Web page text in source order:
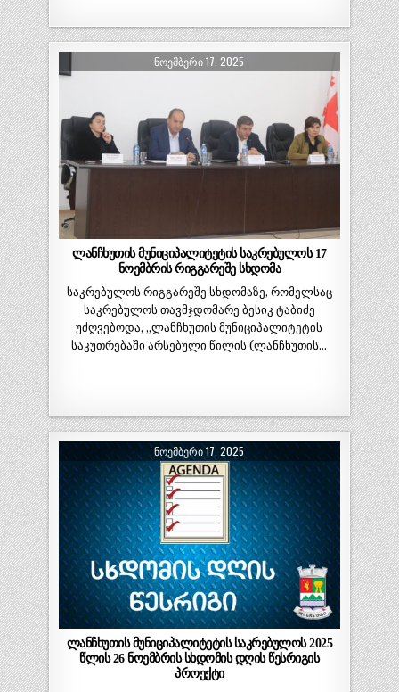
ᲜᲝᲔᲛᲑᲔᲠᲘ 17, 2025
ლანჩხუთის მუნიციპალიტეტის საკრებულოს 17
ნოემბრის რიგგარეშე სხდომა
საკრებულოს რიგგარეშე სხდომაზე, რომელსაც
საკრებულოს თავმჯდომარე ბესიკ ტაბიძე
უძღვებოდა, „ლანჩხუთის მუნიციპალიტეტის
საკუთრებაში არსებული წილის (ლანჩხუთის…
ᲜᲝᲔᲛᲑᲔᲠᲘ 17, 2025
ლანჩხუთის მუნიციპალიტეტის საკრებულოს 2025
წლის 26 ნოემბრის სხდომის დღის წესრიგის
პროექტი